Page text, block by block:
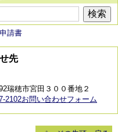
請書
先
瑞穂市宮田３００番地２
2102お問い合わせフォーム